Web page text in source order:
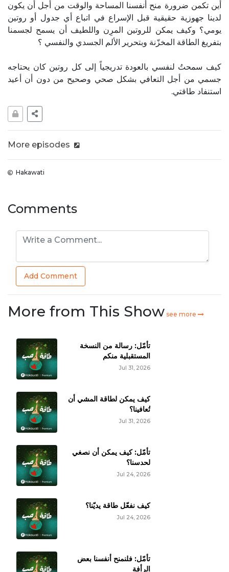
أين تكمن ضرورة منح أنفسنا المساحة والوقت من أجل أن يكون
لدينا جهوزية حقيقية قبل الإسراع في اتباع أي جدول أو روتين
يومي؟ وكيف يمكن للروتين المرِن واللطيف أن يسمح لجسمنا
بتفريغ الطاقة المخزّنة وبتحرير الألم الجسدي والنفسي ؟
كيف سمحتُ لنفسي بالعودة تدريجياً إلى كل روتين كان يحتاجه
جسمي من أجل التعافي بشكل صحي وصحيح من دون أن أعيد
استنفاد طاقتي.
More episodes
Hakawati
Comments
Add Comment
More from This Show see more
تأمّل: رسالة من النسخة
المستقبلية منكم
Jul 31, 2026
كيف يمكن لطاقة المشي أن
تُعافينا؟
Jul 31, 2026
تأمّل: كيف يمكن أن نصغي
لحدسنا؟
Jul 24, 2026
كيف نفعّل طاقة يديّنا؟
Jul 24, 2026
تأمّل: فلنمنح أنفسنا بعض
الرأفة